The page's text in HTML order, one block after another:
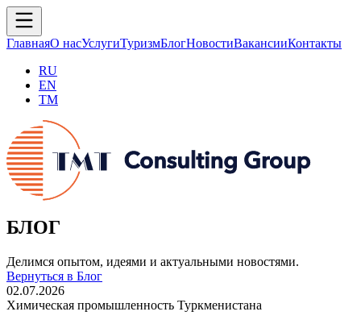
ГлавнаяО насУслугиТуризмБлогНовостиВакансииКонтакты
RU
EN
TM
БЛОГ
Делимся опытом, идеями и актуальными новостями.
Вернуться в Блог
02.07.2026
Химическая промышленность Туркменистана